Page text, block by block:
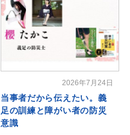
2026年7月24日
当事者だから伝えたい。義
足の訓練と障がい者の防災
意識